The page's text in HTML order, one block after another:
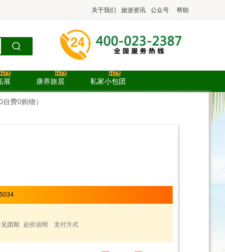
关于我们 旅游资讯 公众号 帮助
展 康养旅居 私家小包团
费0购物）
团期 起价说明 支付方式